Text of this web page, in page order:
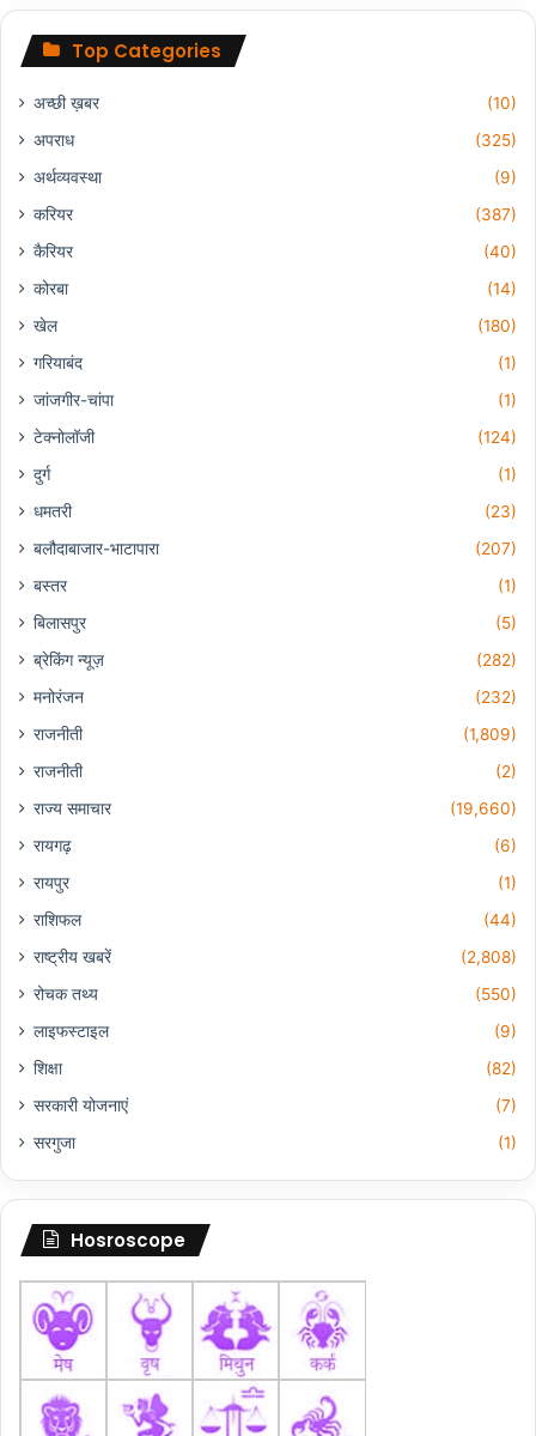
Top Categories
अच्छी ख़बर
(10)
अपराध
(325)
अर्थव्यवस्था
(9)
करियर
(387)
कैरियर
(40)
कोरबा
(14)
खेल
(180)
गरियाबंद
(1)
जांजगीर-चांपा
(1)
टेक्नोलॉजी
(124)
दुर्ग
(1)
धमतरी
(23)
बलौदाबाजार-भाटापारा
(207)
बस्तर
(1)
बिलासपुर
(5)
ब्रेकिंग न्यूज़
(282)
मनोरंजन
(232)
राजनीती
(1,809)
राजनीती
(2)
राज्य समाचार
(19,660)
रायगढ़
(6)
रायपुर
(1)
राशिफल
(44)
राष्ट्रीय खबरें
(2,808)
रोचक तथ्य
(550)
लाइफस्टाइल
(9)
शिक्षा
(82)
सरकारी योजनाएं
(7)
सरगुजा
(1)
Hosroscope